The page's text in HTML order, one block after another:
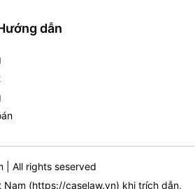
dẫn
| All rights seserved
Nam (https://caselaw.vn) khi trích dẫn,